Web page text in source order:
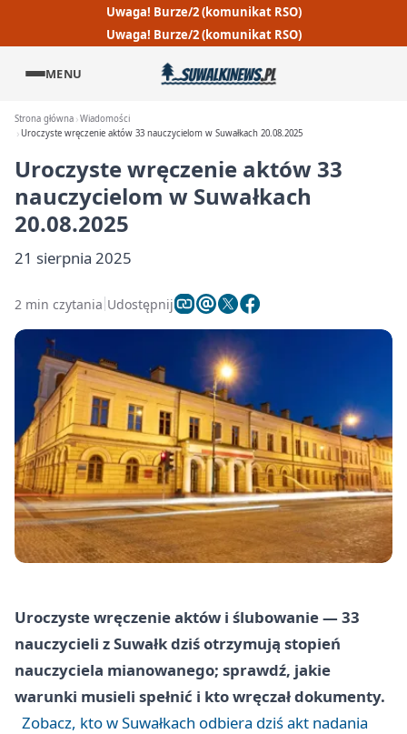
Uwaga! Burze/2 (komunikat RSO)
Uwaga! Burze/2 (komunikat RSO)
MENU
Strona główna Wiadomości
Uroczyste wręczenie aktów 33 nauczycielom w Suwałkach 20.08.2025
Uroczyste wręczenie aktów 33
nauczycielom w Suwałkach
20.08.2025
21 sierpnia 2025
2 min czytania Udostępnij
Uroczyste wręczenie aktów i ślubowanie — 33
nauczycieli z Suwałk dziś otrzymują stopień
nauczyciela mianowanego; sprawdź, jakie
warunki musieli spełnić i kto wręczał dokumenty.
Zobacz, kto w Suwałkach odbiera dziś akt nadania